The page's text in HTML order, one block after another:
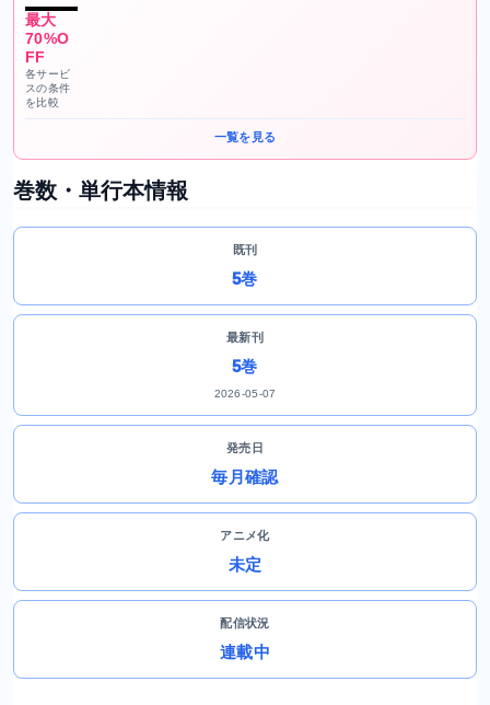
最大
70%O
FF
各サービ
スの条件
を比較
一覧を見る
巻数・単行本情報
既刊
5巻
最新刊
5巻
2026-05-07
発売日
毎月確認
アニメ化
未定
配信状況
連載中